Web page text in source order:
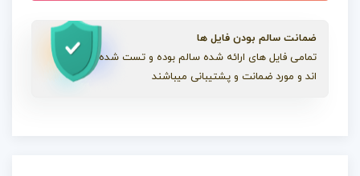
ضمانت سالم بودن فایل ها
تمامی فایل های ارائه شده سالم بوده و تست شده
اند و مورد ضمانت و پشتیبانی میباشند